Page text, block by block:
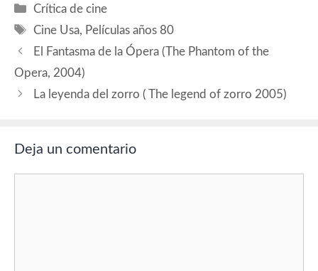
Coen y Ethan Coen; basado
en la novela de Cormac
McCarthy. Producción: Joel
Coen,…
Categorías
Crítica de cine
Etiquetas
Cine Usa, Películas años 80
El Fantasma de la Ópera (The Phantom of the
Opera, 2004)
La leyenda del zorro ( The legend of zorro 2005)
Deja un comentario